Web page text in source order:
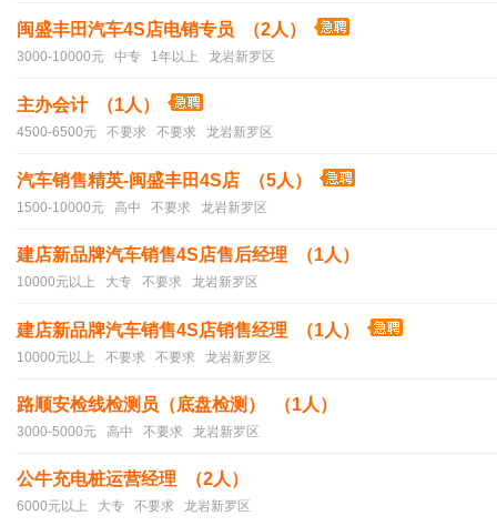
闽盛丰田汽车4S店电销专员 （2人）
3000-10000元 中专 1年以上 龙岩新罗区
主办会计 （1人）
4500-6500元 不要求 不要求 龙岩新罗区
汽车销售精英-闽盛丰田4S店 （5人）
1500-10000元 高中 不要求 龙岩新罗区
建店新品牌汽车销售4S店售后经理 （1人）
10000元以上 大专 不要求 龙岩新罗区
建店新品牌汽车销售4S店销售经理 （1人）
10000元以上 不要求 不要求 龙岩新罗区
路顺安检线检测员（底盘检测） （1人）
3000-5000元 高中 不要求 龙岩新罗区
公牛充电桩运营经理 （2人）
6000元以上 大专 不要求 龙岩新罗区